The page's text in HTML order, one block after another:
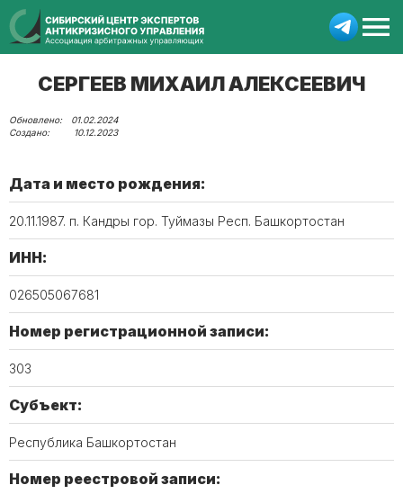
СЕРГЕЕВ МИХАИЛ АЛЕКСЕЕВИЧ
01.02.2024
10.12.2023
Дата и место рождения:
20.11.1987. п. Кандры гор. Туймазы Респ. Башкортостан
ИНН:
026505067681
Номер регистрационной записи:
303
Субъект:
Республика Башкортостан
Номер реестровой записи: